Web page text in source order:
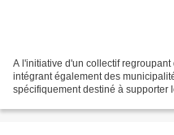
A l'initiative d'un collectif
intégrant également des
spécifiquement destiné à supporter